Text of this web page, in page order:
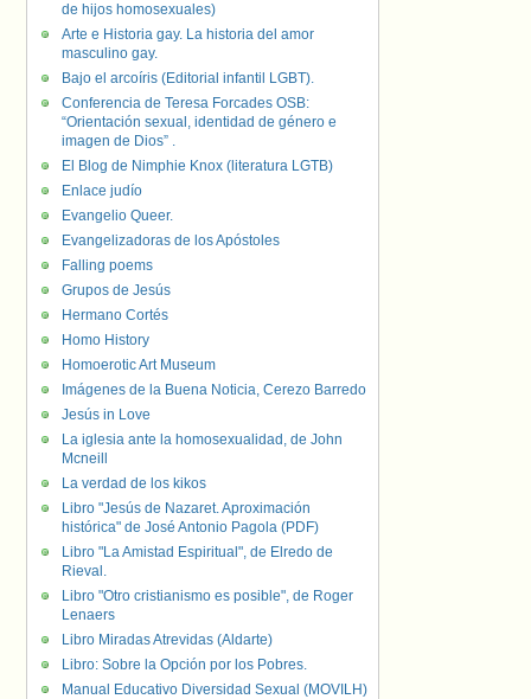
de hijos homosexuales)
Arte e Historia gay. La historia del amor
masculino gay.
Bajo el arcoíris (Editorial infantil LGBT).
Conferencia de Teresa Forcades OSB:
“Orientación sexual, identidad de género e
imagen de Dios” .
El Blog de Nimphie Knox (literatura LGTB)
Enlace judío
Evangelio Queer.
Evangelizadoras de los Apóstoles
Falling poems
Grupos de Jesús
Hermano Cortés
Homo History
Homoerotic Art Museum
Imágenes de la Buena Noticia, Cerezo Barredo
Jesús in Love
La iglesia ante la homosexualidad, de John
Mcneill
La verdad de los kikos
Libro "Jesús de Nazaret. Aproximación
histórica" de José Antonio Pagola (PDF)
Libro "La Amistad Espiritual", de Elredo de
Rieval.
Libro "Otro cristianismo es posible", de Roger
Lenaers
Libro Miradas Atrevidas (Aldarte)
Libro: Sobre la Opción por los Pobres.
Manual Educativo Diversidad Sexual (MOVILH)